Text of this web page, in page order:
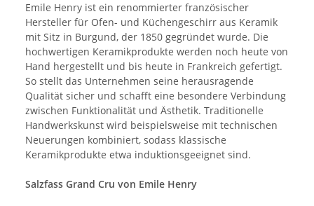
Emile Henry ist ein renommierter französischer
Hersteller für Ofen- und Küchengeschirr aus Keramik
mit Sitz in Burgund, der 1850 gegründet wurde. Die
hochwertigen Keramikprodukte werden noch heute von
Hand hergestellt und bis heute in Frankreich gefertigt.
So stellt das Unternehmen seine herausragende
Qualität sicher und schafft eine besondere Verbindung
zwischen Funktionalität und Ästhetik. Traditionelle
Handwerkskunst wird beispielsweise mit technischen
Neuerungen kombiniert, sodass klassische
Keramikprodukte etwa induktionsgeeignet sind.
Salzfass Grand Cru von Emile Henry